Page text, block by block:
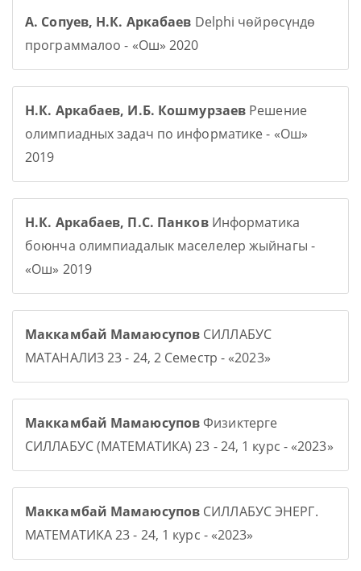
А. Сопуев, Н.К. Аркабаев Delphi чөйрөсүндө
программалоо - «Ош» 2020
Н.К. Аркабаев, И.Б. Кошмурзаев Решение
олимпиадных задач по информатике - «Ош»
2019
Н.К. Аркабаев, П.С. ПанковИнформатика
боюнча олимпиадалык маселелер жыйнагы -
«Ош» 2019
Маккамбай Мамаюсупов СИЛЛАБУС
МАТАНАЛИЗ 23 - 24, 2 Семестр - «2023»
Маккамбай МамаюсуповФизиктерге
СИЛЛАБУС (МАТЕМАТИКА) 23 - 24, 1 курс - «2023»
Маккамбай Мамаюсупов СИЛЛАБУС ЭНЕРГ.
МАТЕМАТИКА 23 - 24, 1 курс - «2023»